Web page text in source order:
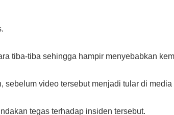
tiba-tiba sehingga hampir menyebabkan
video tersebut menjadi tular di media
tegas terhadap insiden tersebut.